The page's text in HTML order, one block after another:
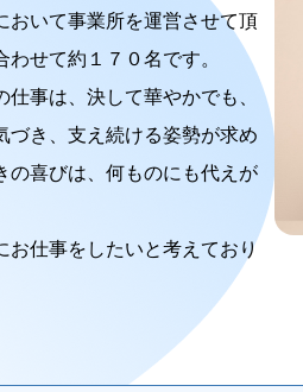
おいて事業所を運営させて頂
せて約１７０名です。
事は、決して華やかでも、
づき、支え続ける姿勢が求め
の喜びは、何ものにも代えが
お仕事をしたいと考えており